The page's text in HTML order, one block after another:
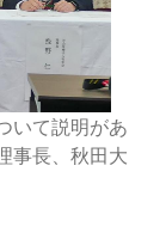
いて説明があ
事長、秋田大